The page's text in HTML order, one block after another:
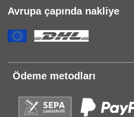
Avrupa çapında nakliye
Ödeme metodları